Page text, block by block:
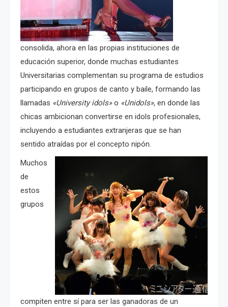
consolida, ahora en las propias instituciones de
educación superior, donde muchas estudiantes
Universitarias complementan su programa de estudios
participando en grupos de canto y baile, formando las
llamadas «University idols»o «Unidols», en donde las
chicas ambicionan convertirse en idols profesionales,
incluyendo a estudiantes extranjeras que se han
sentido atraídas por el concepto nipón.
Muchos
de
estos
grupos
compiten entre sí para ser las ganadoras de un